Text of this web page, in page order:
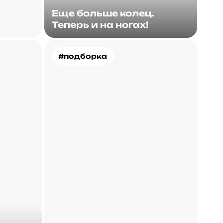
Еще больше колец.
Теперь и на ногах!
#подборка